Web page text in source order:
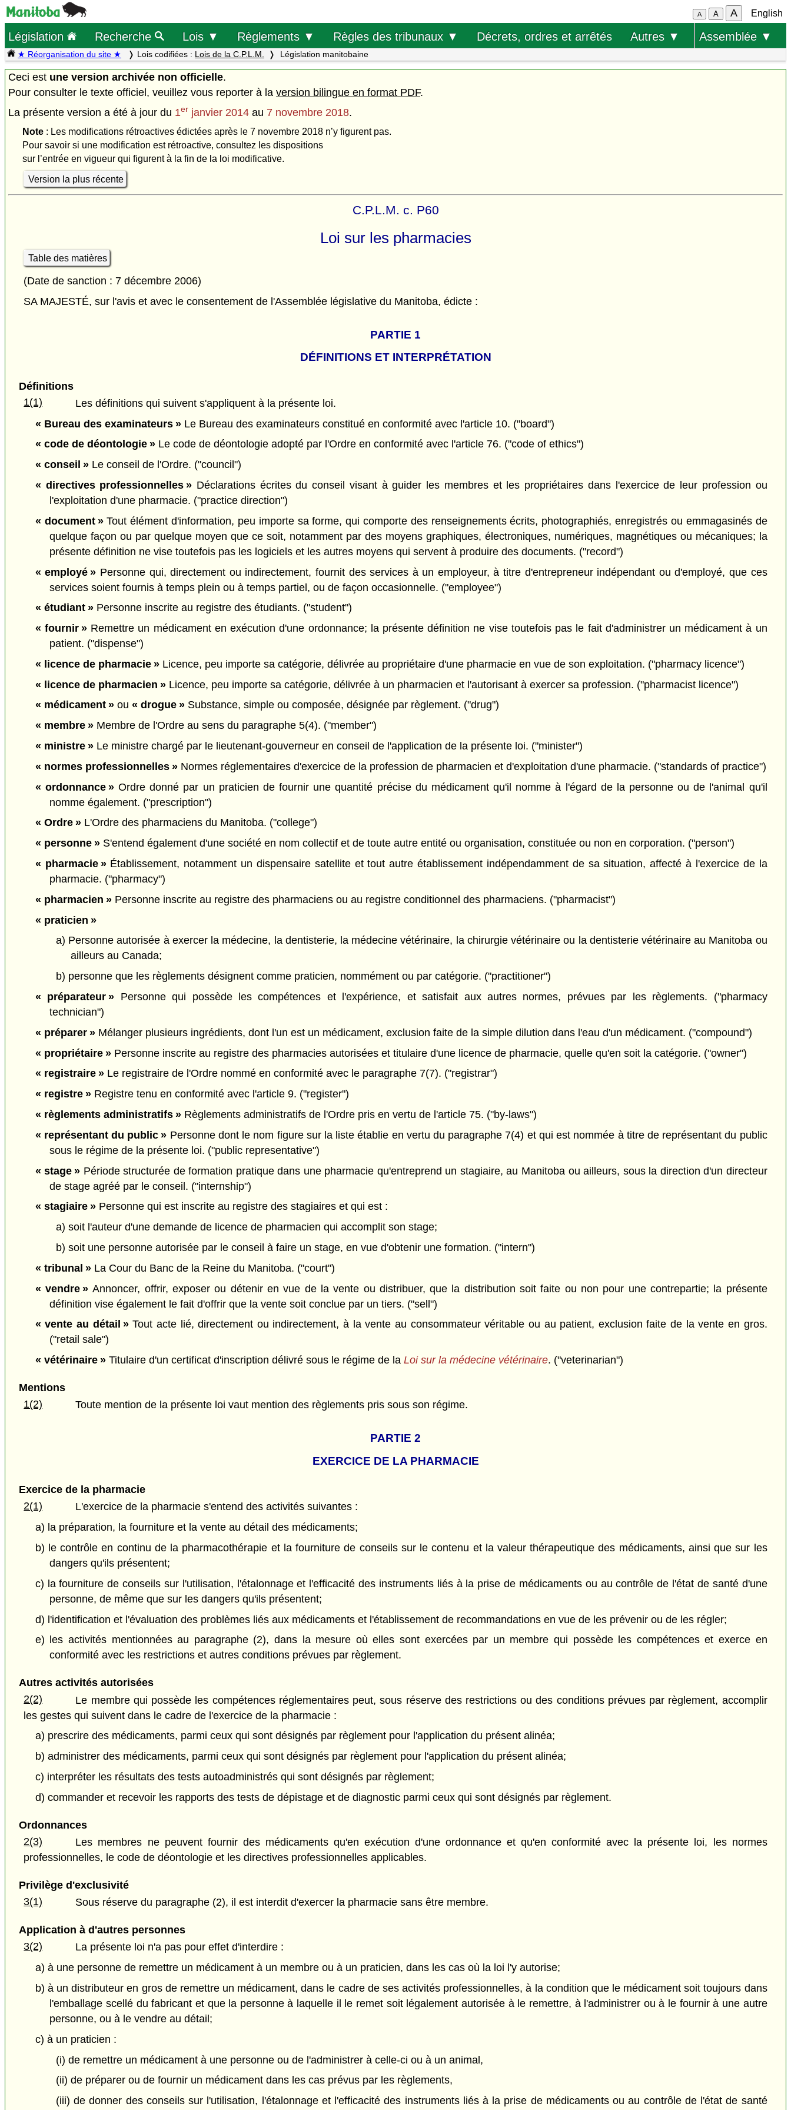
A A A English
Législation Recherche Lois ▼ Règlements ▼ Règles des tribunaux ▼ Décrets, ordres et arrêtés Autres ▼ Assemblée ▼
★ Réorganisation du site ★ Lois codifiées : Lois de la C.P.L.M. Législation manitobaine
Ceci est une version archivée non officielle.
Pour consulter le texte officiel, veuillez vous reporter à la version bilingue en format PDF.
La présente version a été à jour du 1er janvier 2014 au 7 novembre 2018.
Note: Les modifications rétroactives édictées après le 7 novembre 2018 n’y figurent pas.
Pour savoir si une modification est rétroactive, consultez les dispositions
sur l’entrée en vigueur qui figurent à la fin de la loi modificative.
Version la plus récente
C.P.L.M. c. P60
Loi sur les pharmacies
Table des matières
(Date de sanction : 7 décembre 2006)
SA MAJESTÉ, sur l'avis et avec le consentement de l'Assemblée législative du Manitoba, édicte :
PARTIE 1
DÉFINITIONS ET INTERPRÉTATION
Définitions
1(1)
Les définitions qui suivent s'appliquent à la présente loi.
« Bureau des examinateurs »Le Bureau des examinateurs constitué en conformité avec l'article 10. ("board")
« code de déontologie »Le code de déontologie adopté par l'Ordre en conformité avec l'article 76. ("code of ethics")
« conseil »Le conseil de l'Ordre. ("council")
« directives professionnelles » Déclarations écrites du conseil visant à guider les membres et les propriétaires dans l'exercice de leur profession ou
l'exploitation d'une pharmacie. ("practice direction")
« document »Tout élément d'information, peu importe sa forme, qui comporte des renseignements écrits, photographiés, enregistrés ou emmagasinés de
quelque façon ou par quelque moyen que ce soit, notamment par des moyens graphiques, électroniques, numériques, magnétiques ou mécaniques; la
présente définition ne vise toutefois pas les logiciels et les autres moyens qui servent à produire des documents. ("record")
« employé » Personne qui, directement ou indirectement, fournit des services à un employeur, à titre d'entrepreneur indépendant ou d'employé, que ces
services soient fournis à temps plein ou à temps partiel, ou de façon occasionnelle. ("employee")
« étudiant »Personne inscrite au registre des étudiants. ("student")
« fournir » Remettre un médicament en exécution d'une ordonnance; la présente définition ne vise toutefois pas le fait d'administrer un médicament à un
patient. ("dispense")
« licence de pharmacie »Licence, peu importe sa catégorie, délivrée au propriétaire d'une pharmacie en vue de son exploitation. ("pharmacy licence")
« licence de pharmacien »Licence, peu importe sa catégorie, délivrée à un pharmacien et l'autorisant à exercer sa profession. ("pharmacist licence")
« médicament »ou « drogue »Substance, simple ou composée, désignée par règlement. ("drug")
« membre »Membre de l'Ordre au sens du paragraphe 5(4). ("member")
« ministre »Le ministre chargé par le lieutenant-gouverneur en conseil de l'application de la présente loi. ("minister")
« normes professionnelles »Normes réglementaires d'exercice de la profession de pharmacien et d'exploitation d'une pharmacie. ("standards of practice")
« ordonnance »Ordre donné par un praticien de fournir une quantité précise du médicament qu'il nomme à l'égard de la personne ou de l'animal qu'il
nomme également. ("prescription")
« Ordre »L'Ordre des pharmaciens du Manitoba. ("college")
« personne »S'entend également d'une société en nom collectif et de toute autre entité ou organisation, constituée ou non en corporation. ("person")
« pharmacie »Établissement, notamment un dispensaire satellite et tout autre établissement indépendamment de sa situation, affecté à l'exercice de la
pharmacie. ("pharmacy")
« pharmacien »Personne inscrite au registre des pharmaciens ou au registre conditionnel des pharmaciens. ("pharmacist")
« praticien »
a) Personne autorisée à exercer la médecine, la dentisterie, la médecine vétérinaire, la chirurgie vétérinaire ou la dentisterie vétérinaire au Manitoba ou
ailleurs au Canada;
b) personne que les règlements désignent comme praticien, nommément ou par catégorie. ("practitioner")
« préparateur » Personne qui possède les compétences et l'expérience, et satisfait aux autres normes, prévues par les règlements. ("pharmacy
technician")
« préparer »Mélanger plusieurs ingrédients, dont l'un est un médicament, exclusion faite de la simple dilution dans l'eau d'un médicament. ("compound")
« propriétaire »Personne inscrite au registre des pharmacies autorisées et titulaire d'une licence de pharmacie, quelle qu'en soit la catégorie. ("owner")
« registraire »Le registraire de l'Ordre nommé en conformité avec le paragraphe 7(7). ("registrar")
« registre »Registre tenu en conformité avec l'article 9. ("register")
« règlements administratifs »Règlements administratifs de l'Ordre pris en vertu de l'article 75. ("by-laws")
« représentant du public » Personne dont le nom figure sur la liste établie en vertu du paragraphe 7(4) et qui est nommée à titre de représentant du public
sous le régime de la présente loi. ("public representative")
« stage » Période structurée de formation pratique dans une pharmacie qu'entreprend un stagiaire, au Manitoba ou ailleurs, sous la direction d'un directeur
de stage agréé par le conseil. ("internship")
« stagiaire »Personne qui est inscrite au registre des stagiaires et qui est :
a) soit l'auteur d'une demande de licence de pharmacien qui accomplit son stage;
b) soit une personne autorisée par le conseil à faire un stage, en vue d'obtenir une formation. ("intern")
« tribunal »La Cour du Banc de la Reine du Manitoba. ("court")
« vendre » Annoncer, offrir, exposer ou détenir en vue de la vente ou distribuer, que la distribution soit faite ou non pour une contrepartie; la présente
définition vise également le fait d'offrir que la vente soit conclue par un tiers. ("sell")
« vente au détail »Tout acte lié, directement ou indirectement, à la vente au consommateur véritable ou au patient, exclusion faite de la vente en gros.
("retail sale")
« vétérinaire »Titulaire d'un certificat d'inscription délivré sous le régime de la Loi sur la médecine vétérinaire. ("veterinarian")
Mentions
1(2)
Toute mention de la présente loi vaut mention des règlements pris sous son régime.
PARTIE 2
EXERCICE DE LA PHARMACIE
Exercice de la pharmacie
2(1)
L'exercice de la pharmacie s'entend des activités suivantes :
a) la préparation, la fourniture et la vente au détail des médicaments;
b) le contrôle en continu de la pharmacothérapie et la fourniture de conseils sur le contenu et la valeur thérapeutique des médicaments, ainsi que sur les
dangers qu'ils présentent;
c) la fourniture de conseils sur l'utilisation, l'étalonnage et l'efficacité des instruments liés à la prise de médicaments ou au contrôle de l'état de santé d'une
personne, de même que sur les dangers qu'ils présentent;
d) l'identification et l'évaluation des problèmes liés aux médicaments et l'établissement de recommandations en vue de les prévenir ou de les régler;
e) les activités mentionnées au paragraphe (2), dans la mesure où elles sont exercées par un membre qui possède les compétences et exerce en
conformité avec les restrictions et autres conditions prévues par règlement.
Autres activités autorisées
2(2)
Le membre qui possède les compétences réglementaires peut, sous réserve des restrictions ou des conditions prévues par règlement, accomplir
les gestes qui suivent dans le cadre de l'exercice de la pharmacie :
a) prescrire des médicaments, parmi ceux qui sont désignés par règlement pour l'application du présent alinéa;
b) administrer des médicaments, parmi ceux qui sont désignés par règlement pour l'application du présent alinéa;
c) interpréter les résultats des tests autoadministrés qui sont désignés par règlement;
d) commander et recevoir les rapports des tests de dépistage et de diagnostic parmi ceux qui sont désignés par règlement.
Ordonnances
2(3)
Les membres ne peuvent fournir des médicaments qu'en exécution d'une ordonnance et qu'en conformité avec la présente loi, les normes
professionnelles, le code de déontologie et les directives professionnelles applicables.
Privilège d'exclusivité
3(1)
Sous réserve du paragraphe (2), il est interdit d'exercer la pharmacie sans être membre.
Application à d'autres personnes
3(2)
La présente loi n'a pas pour effet d'interdire :
a) à une personne de remettre un médicament à un membre ou à un praticien, dans les cas où la loi l'y autorise;
b) à un distributeur en gros de remettre un médicament, dans le cadre de ses activités professionnelles, à la condition que le médicament soit toujours dans
l'emballage scellé du fabricant et que la personne à laquelle il le remet soit légalement autorisée à le remettre, à l'administrer ou à le fournir à une autre
personne, ou à le vendre au détail;
c) à un praticien :
(i) de remettre un médicament à une personne ou de l'administrer à celle-ci ou à un animal,
(ii) de préparer ou de fournir un médicament dans les cas prévus par les règlements,
(iii) de donner des conseils sur l'utilisation, l'étalonnage et l'efficacité des instruments liés à la prise de médicaments ou au contrôle de l'état de santé